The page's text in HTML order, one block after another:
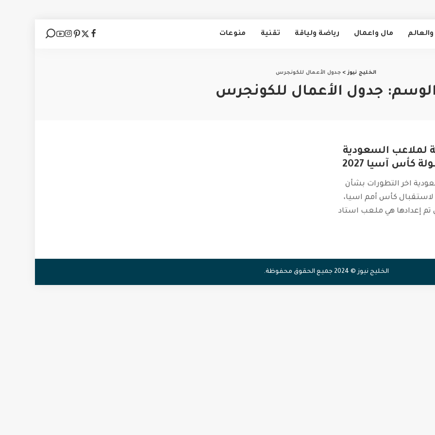
مال واعمال رياضة ولياقة تقنية منوعات
الخليج نيوز>جدول الأعمال للكونجرس
جدول الأعمال للكونجرس
لملاعب السعودية
كأس آسيا 2027
اخر التطورات بشأن
لاستقبال كأس أمم اسيا،
تم إعدادها هي ملعب استاد
الخليج نيوز © 2024 جميع الحقوق محفوظة.